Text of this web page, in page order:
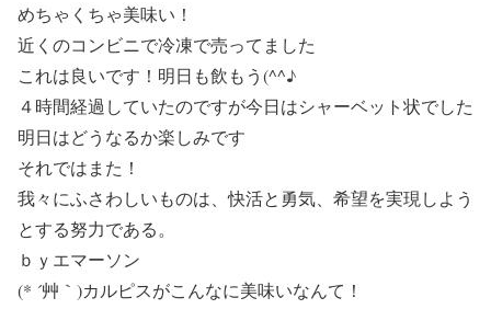
めちゃくちゃ美味い！
近くのコンビニで冷凍で売ってました
これは良いです！明日も飲もう(^^♪
４時間経過していたのですが今日はシャーベット状でした
明日はどうなるか楽しみです
それではまた！
我々にふさわしいものは、快活と勇気、希望を実現しよう
とする努力である。
ｂｙエマーソン
(* ´艸｀)カルピスがこんなに美味いなんて！